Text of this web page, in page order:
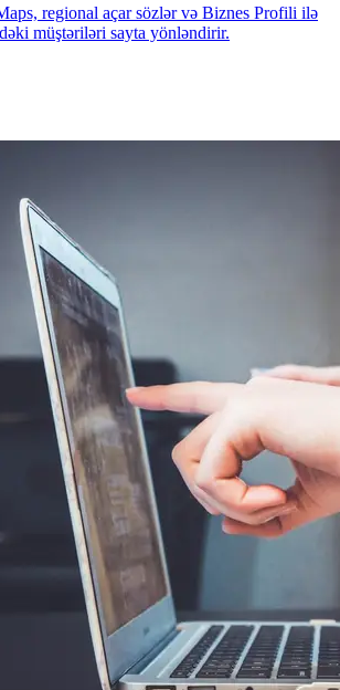
regional açar sözlər və Biznes Profili ilə
müştəriləri sayta yönləndirir.